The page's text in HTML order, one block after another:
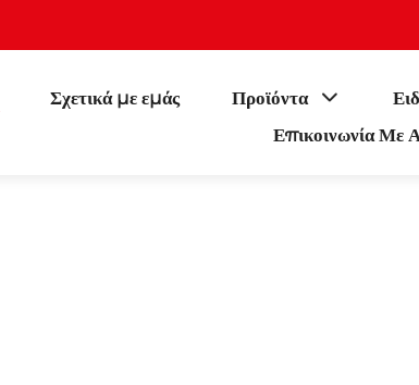
Σχετικά με εμάς Προϊόντα
Επικοινωνία Με